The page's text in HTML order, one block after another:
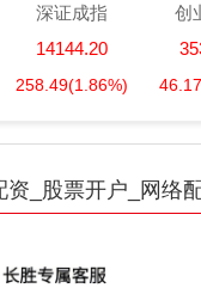
深证成指
14144.20
258.49(1.86%)
创
资_股票开户_网络